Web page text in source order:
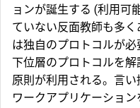
ョンが誕生する (利用可
ていない反面教師も多
は独自のプロトコルが
下位層のプロトコルを
原則が利用される。言
ワークアプリケーション